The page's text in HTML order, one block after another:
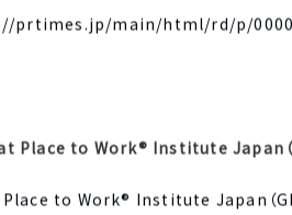
prtimes.jp/main/html/rd/p/
Place to Work® Institute Japan（
to Work® Institute Japan（GPTW